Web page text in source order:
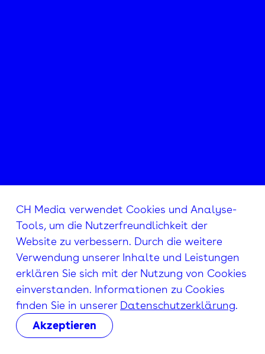
CH Media verwendet Cookies und Analyse-
Tools, um die Nutzerfreundlichkeit der
Website zu verbessern. Durch die weitere
Verwendung unserer Inhalte und Leistungen
erklären Sie sich mit der Nutzung von Cookies
einverstanden. Informationen zu Cookies
finden Sie in unserer Datenschutzerklärung.
Akzeptieren